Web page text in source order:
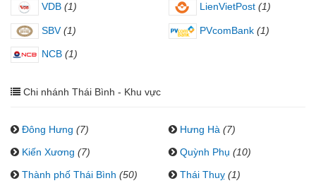
VDB (1) LienVietPost (1)
SBV (1) PVcomBank (1)
NCB (1)
Chi nhánh Thái Bình - Khu vực
Đông Hưng (7) Hưng Hà (7)
Kiến Xương (7) Quỳnh Phụ (10)
Thành phố Thái Bình (50) Thái Thuỵ (1)